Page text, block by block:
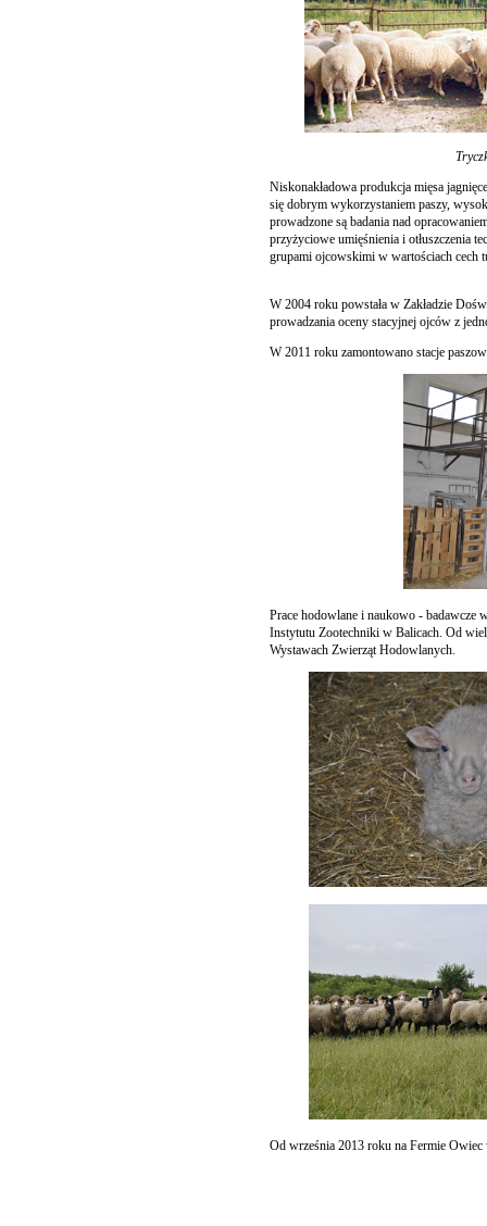
Niskonakładowa produkcja mięsa
się dobrym wykorzystaniem paszy,
prowadzone są badania nad
przyżyciowe umięśnienia i otłuszczenia
grupami ojcowskimi w wartościach cech
W 2004 roku powstała w Zakładzie
prowadzania oceny stacyjnej ojców z
W 2011 roku zamontowano stacje
Prace hodowlane i naukowo - badawcze
Instytutu Zootechniki w Balicach. Od
Wystawach Zwierząt Hodowlanych.
Od września 2013 roku na Fermie